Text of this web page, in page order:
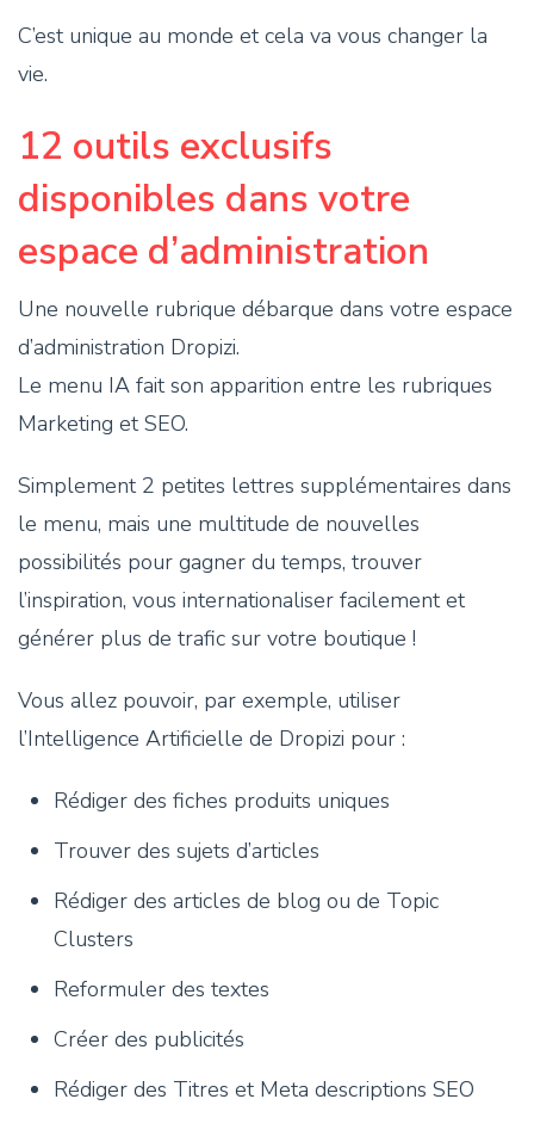
C’est unique au monde et cela va vous changer la
vie.
12 outils exclusifs
disponibles dans votre
espace d’administration
Une nouvelle rubrique débarque dans votre espace
d’administration Dropizi.
Le menu IA fait son apparition entre les rubriques
Marketing et SEO.
Simplement 2 petites lettres supplémentaires dans
le menu, mais une multitude de nouvelles
possibilités pour gagner du temps, trouver
l’inspiration, vous internationaliser facilement et
générer plus de trafic sur votre boutique !
Vous allez pouvoir, par exemple, utiliser
l’Intelligence Artificielle de Dropizi pour :
Rédiger des fiches produits uniques
Trouver des sujets d’articles
Rédiger des articles de blog ou de Topic
Clusters
Reformuler des textes
Créer des publicités
Rédiger des Titres et Meta descriptions SEO